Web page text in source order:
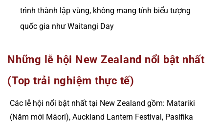
trình thành lập vùng, không mang tính biểu tượng
quốc gia như Waitangi Day
Những lễ hội New Zealand nổi bật nhất
(Top trải nghiệm thực tế)
Các lễ hội nổi bật nhất tại New Zealand gồm: Matariki
(Năm mới Māori), Auckland Lantern Festival, Pasifika